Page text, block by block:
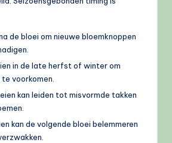
de bloei om nieuwe bloemknoppen
in de late herfst of winter om
voorkomen.
kan leiden tot misvormde takken
kan de volgende bloei belemmeren